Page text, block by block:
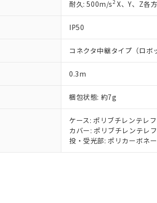
耐久: 500m/s2X、Y、Z各
IP50
コネクタ中継タイプ（ロボ
0.3m
梱包状態: 約7g
ケース: ポリブチレンテレ
カバー: ポリブチレンテレ
投・受光部: ポリカーボネ